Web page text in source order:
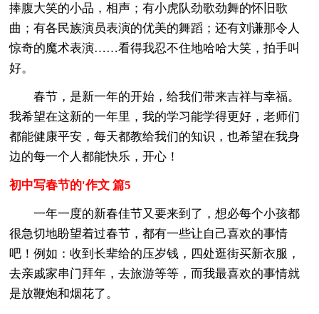
捧腹大笑的小品，相声；有小虎队劲歌劲舞的怀旧歌
曲；有各民族演员表演的优美的舞蹈；还有刘谦那令人
惊奇的魔术表演……看得我忍不住地哈哈大笑，拍手叫
好。
春节，是新一年的开始，给我们带来吉祥与幸福。
我希望在这新的一年里，我的学习能学得更好，老师们
都能健康平安，每天都教给我们的知识，也希望在我身
边的每一个人都能快乐，开心！
初中写春节的'作文 篇5
一年一度的新春佳节又要来到了，想必每个小孩都
很急切地盼望着过春节，都有一些让自己喜欢的事情
吧！例如：收到长辈给的压岁钱，四处逛街买新衣服，
去亲戚家串门拜年，去旅游等等，而我最喜欢的事情就
是放鞭炮和烟花了。